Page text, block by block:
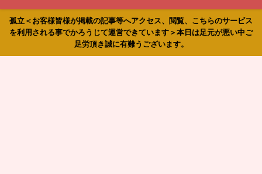
孤立＜お客様皆様が掲載の記事等へアクセス、閲覧、こちらのサービス
を利用される事でかろうじて運営できています＞本日は足元が悪い中ご
足労頂き誠に有難うございます。